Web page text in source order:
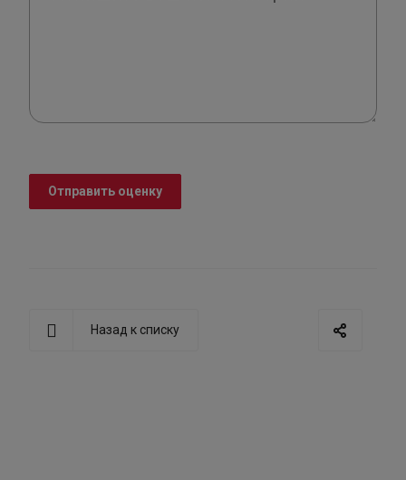
Отправить оценку
Назад к списку